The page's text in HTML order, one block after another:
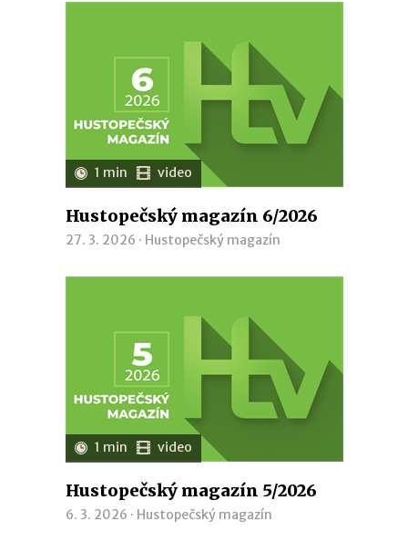
1 min video
Hustopečský magazín 6/2026
27. 3. 2026 · Hustopečský magazín
1 min video
Hustopečský magazín 5/2026
6. 3. 2026 · Hustopečský magazín